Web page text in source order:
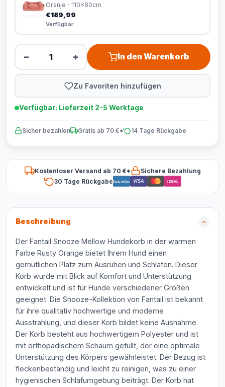
Oranje · 110x80cm
€189,99
Verfügbar
− + In den Warenkorb
Zu Favoriten hinzufügen
Verfügbar: Lieferzeit 2-5 Werktage
Sicher bezahlen Gratis ab 70 €* 14 Tage Rückgabe
Kostenloser Versand ab 70 €*
Sichere Bezahlung
30 Tage RückgabeBancontact VISA iDEAL
Beschreibung
Der Fantail Snooze Mellow Hundekorb in der warmen
Farbe Rusty Orange bietet Ihrem Hund einen
gemütlichen Platz zum Ausruhen und Schlafen. Dieser
Korb wurde mit Blick auf Komfort und Unterstützung
entwickelt und ist für Hunde verschiedener Größen
geeignet. Die Snooze-Kollektion von Fantail ist bekannt
für ihre qualitativ hochwertige und moderne
Ausstrahlung, und dieser Korb bildet keine Ausnahme.
Der Korb besteht aus hochwertigem Polyester und ist
mit orthopädischem Schaum gefüllt, der eine optimale
Unterstützung des Körpers gewährleistet. Der Bezug ist
fleckenbeständig und leicht zu reinigen, was zu einer
hygienischen Schlafumgebung beiträgt. Der Korb hat